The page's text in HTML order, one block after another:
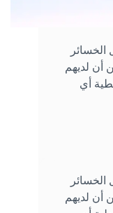
أن لديهم
أي
أن لديهم